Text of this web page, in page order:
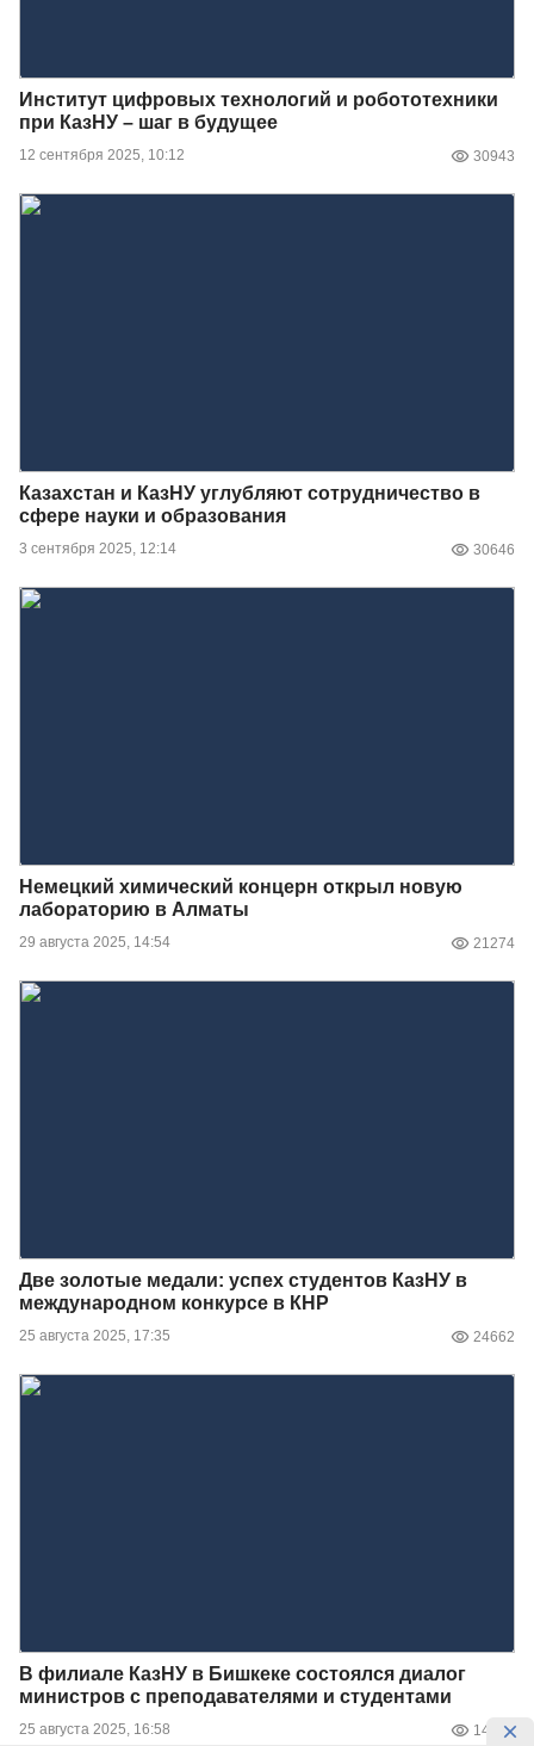
Институт цифровых технологий и робототехники
при КазНУ – шаг в будущее
12 сентября 2025, 10:12 30943
Казахстан и КазНУ углубляют сотрудничество в
сфере науки и образования
3 сентября 2025, 12:14 30646
Немецкий химический концерн открыл новую
лабораторию в Алматы
29 августа 2025, 14:54 21274
Две золотые медали: успех студентов КазНУ в
международном конкурсе в КНР
25 августа 2025, 17:35 24662
В филиале КазНУ в Бишкеке состоялся диалог
министров с преподавателями и студентами
25 августа 2025, 16:58 14828